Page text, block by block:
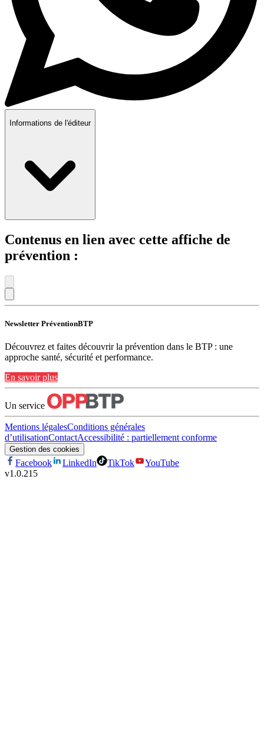
Informations de l'éditeur
Contenus en lien avec cette affiche de
prévention :
Newsletter PréventionBTP
Découvrez et faites découvrir la prévention dans le BTP : une
approche santé, sécurité et performance.
En savoir plus
Un service
Mentions légalesConditions générales
d’utilisationContactAccessibilité : partiellement conforme
Gestion des cookies
Facebook LinkedIn TikTok
YouTube
v1.0.215